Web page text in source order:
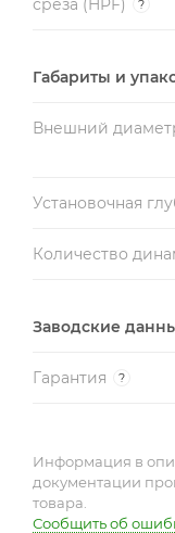
среза (HPF)
?
Габариты и
Внешний
Установочная
Количество
Заводские
Гарантия ?
Информация в
документации
товара.
Сообщить об